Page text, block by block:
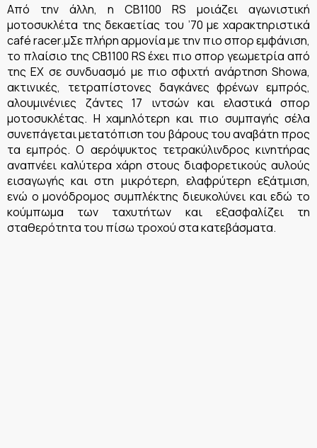
Από την άλλη, η CB1100 RS μοιάζει αγωνιστική
μοτοσυκλέτα της δεκαετίας του ’70 με χαρακτηριστικά
café racer.μΣε πλήρη αρμονία με την πιο σπορ εμφάνιση,
το πλαίσιο της CB1100 RS έχει πιο σπορ γεωμετρία από
της EX σε συνδυασμό με πιο σφιχτή ανάρτηση Showa,
ακτινικές, τετραπίστονες δαγκάνες φρένων εμπρός,
αλουμινένιες ζάντες 17 ιντσών και ελαστικά σπορ
μοτοσυκλέτας. Η χαμηλότερη και πιο συμπαγής σέλα
συνεπάγεται μετατόπιση του βάρους του αναβάτη προς
τα εμπρός. Ο αερόψυκτος τετρακύλινδρος κινητήρας
αναπνέει καλύτερα χάρη στους διαφορετικούς αυλούς
εισαγωγής και στη μικρότερη, ελαφρύτερη εξάτμιση,
ενώ ο μονόδρομος συμπλέκτης διευκολύνει και εδώ το
κούμπωμα των ταχυτήτων και εξασφαλίζει τη
σταθερότητα του πίσω τροχού στα κατεβάσματα.